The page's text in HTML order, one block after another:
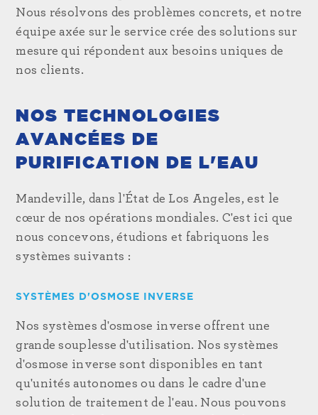
Nous résolvons des problèmes concrets, et notre
équipe axée sur le service crée des solutions sur
mesure qui répondent aux besoins uniques de
nos clients.
NOS TECHNOLOGIES
AVANCÉES DE
PURIFICATION DE L'EAU
Mandeville, dans l'État de Los Angeles, est le
cœur de nos opérations mondiales. C'est ici que
nous concevons, étudions et fabriquons les
systèmes suivants :
SYSTÈMES D'OSMOSE INVERSE
Nos systèmes d'osmose inverse offrent une
grande souplesse d'utilisation. Nos systèmes
d'osmose inverse sont disponibles en tant
qu'unités autonomes ou dans le cadre d'une
solution de traitement de l'eau. Nous pouvons